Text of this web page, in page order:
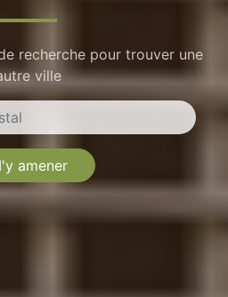
recherche pour trouver une
ville
amener